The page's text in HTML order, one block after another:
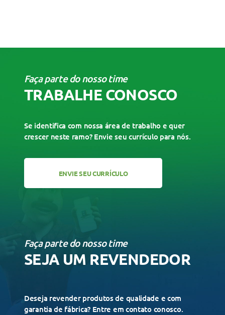
Faça parte do nosso time
TRABALHE CONOSCO
Se identifica com nossa área de trabalho e quer
crescer neste ramo? Envie seu currículo para nós.
ENVIE SEU CURRÍCULO
Faça parte do nosso time
SEJA UM REVENDEDOR
Deseja revender produtos de qualidade e com
garantia de fábrica? Entre em contato conosco.